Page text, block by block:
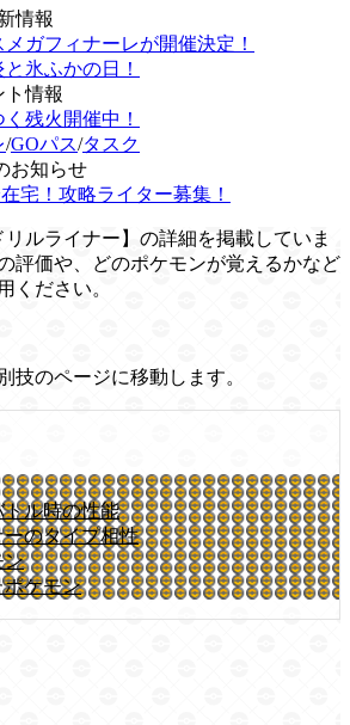
情報
ガフィナーレが開催決定！
氷ふかの日！
ト情報
残火開催中！
/GOパス/タスク
お知らせ
宅！攻略ライター募集！
ルライナー】の詳細を掲載していま
評価や、どのポケモンが覚えるかなど
ください。
技のページに移動します。
ル時の性能
のタイプ相性
ン
ポケモン